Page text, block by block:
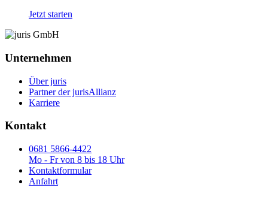
Jetzt starten
Unternehmen
Über juris
Partner der jurisAllianz
Karriere
Kontakt
0681 5866-4422
Mo - Fr von 8 bis 18 Uhr
Kontaktformular
Anfahrt